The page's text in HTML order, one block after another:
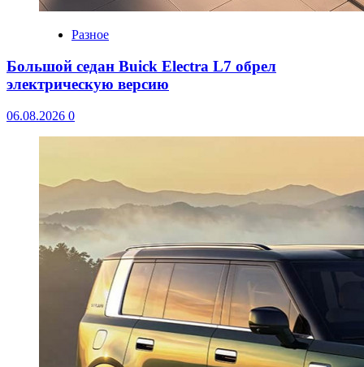
Разное
Большой седан Buick Electra L7 обрел
электрическую версию
06.08.2026 0